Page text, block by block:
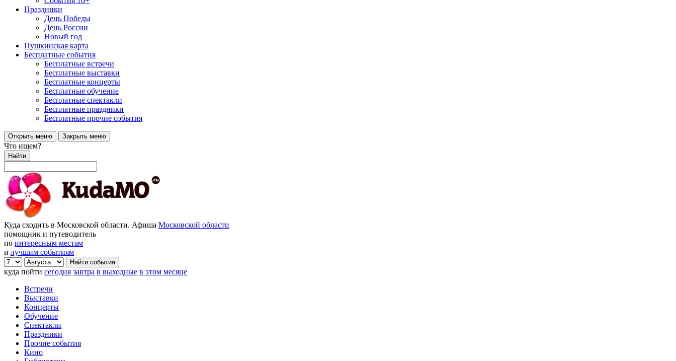
Праздники
День Победы
День России
Новый год
Пушкинская карта
Бесплатные события
Бесплатные встречи
Бесплатные выставки
Бесплатные концерты
Бесплатные обучение
Бесплатные спектакли
Бесплатные праздники
Бесплатные прочие события
Открыть меню Закрыть меню
Что ищем?
Найти
Куда сходить в Московской области. Афиша Московской области
помощник и путеводитель
по интересным местам
и лучшим событиям
куда пойти сегодня завтра в выходные в этом месяце
Встречи
Выставки
Концерты
Обучение
Спектакли
Праздники
Прочие события
Кино